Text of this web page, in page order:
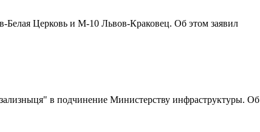
Церковь и M-10 Львов-Краковец. Об этом заявил
в подчинение Министерству инфраструктуры. Об